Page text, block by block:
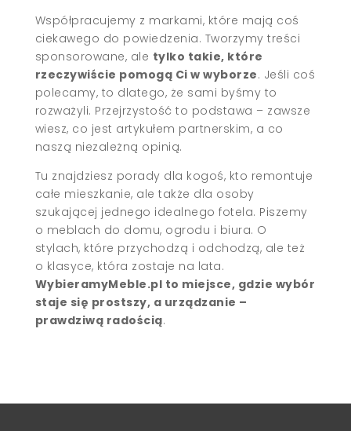
Współpracujemy z markami, które mają coś
ciekawego do powiedzenia. Tworzymy treści
sponsorowane, ale tylko takie, które
rzeczywiście pomogą Ci w wyborze. Jeśli coś
polecamy, to dlatego, że sami byśmy to
rozważyli. Przejrzystość to podstawa – zawsze
wiesz, co jest artykułem partnerskim, a co
naszą niezależną opinią.
Tu znajdziesz porady dla kogoś, kto remontuje
całe mieszkanie, ale także dla osoby
szukającej jednego idealnego fotela. Piszemy
o meblach do domu, ogrodu i biura. O
stylach, które przychodzą i odchodzą, ale też
o klasyce, która zostaje na lata.
WybieramyMeble.pl to miejsce, gdzie wybór
staje się prostszy, a urządzanie –
prawdziwą radością.